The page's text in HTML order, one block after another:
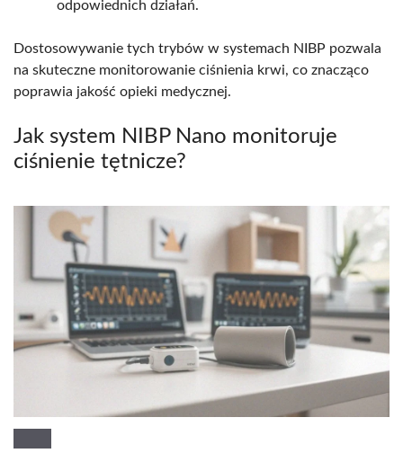
odpowiednich działań.
Dostosowywanie tych trybów w systemach NIBP pozwala
na skuteczne monitorowanie ciśnienia krwi, co znacząco
poprawia jakość opieki medycznej.
Jak system NIBP Nano monitoruje
ciśnienie tętnicze?